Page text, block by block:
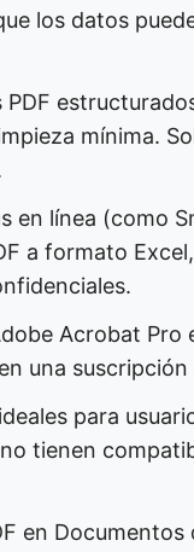
los datos
PDF
mínima.
en línea (como
a formato
Acrobat Pro
una suscripción
para
tienen
en Documentos